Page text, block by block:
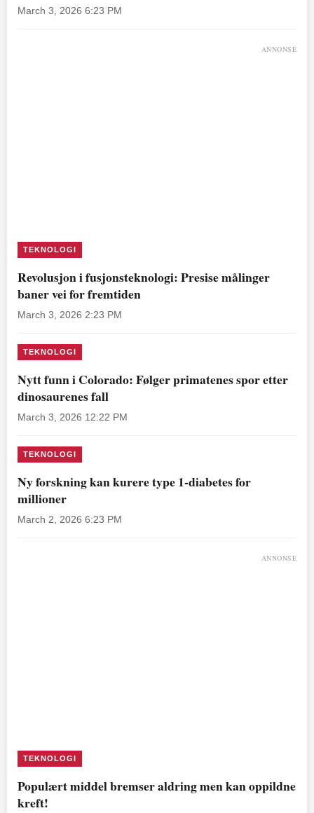
March 3, 2026 6:23 PM
ANNONSE
TEKNOLOGI
Revolusjon i fusjonsteknologi: Presise målinger
baner vei for fremtiden
March 3, 2026 2:23 PM
TEKNOLOGI
Nytt funn i Colorado: Følger primatenes spor etter
dinosaurenes fall
March 3, 2026 12:22 PM
TEKNOLOGI
Ny forskning kan kurere type 1-diabetes for
millioner
March 2, 2026 6:23 PM
ANNONSE
TEKNOLOGI
Populært middel bremser aldring men kan oppildne
kreft!